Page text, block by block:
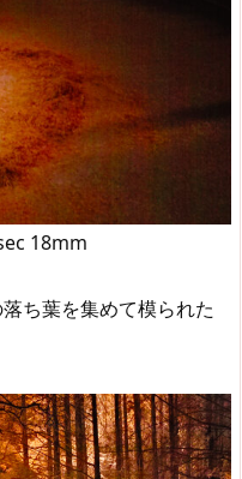
18mm
ち葉を集めて模られた